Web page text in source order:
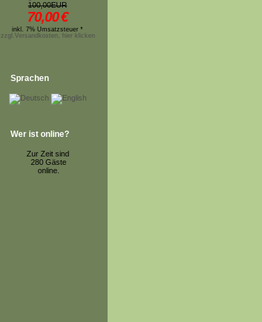
100,00EUR
70,00€
inkl. 7% Umsatzsteuer *
zzgl.Versandkosten, hier klicken
Sprachen
Wer ist online?
Zur Zeit sind
280 Gäste
online.